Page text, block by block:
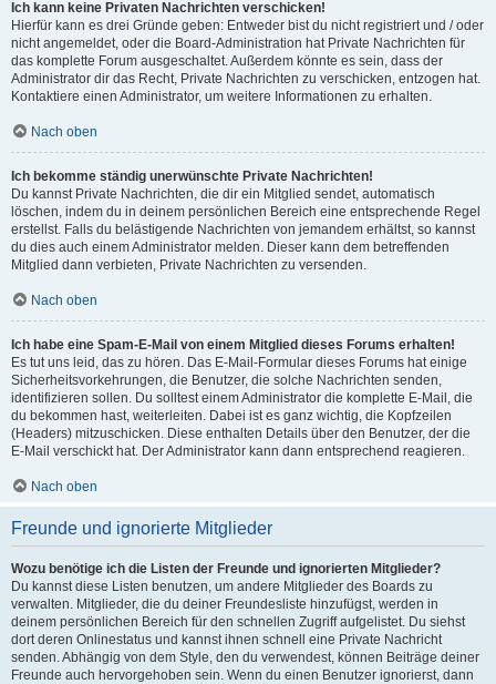
Ich kann keine Privaten Nachrichten verschicken!
Hierfür kann es drei Gründe geben: Entweder bist du nicht registriert und / oder
nicht angemeldet, oder die Board-Administration hat Private Nachrichten für
das komplette Forum ausgeschaltet. Außerdem könnte es sein, dass der
Administrator dir das Recht, Private Nachrichten zu verschicken, entzogen hat.
Kontaktiere einen Administrator, um weitere Informationen zu erhalten.
Nach oben
Ich bekomme ständig unerwünschte Private Nachrichten!
Du kannst Private Nachrichten, die dir ein Mitglied sendet, automatisch
löschen, indem du in deinem persönlichen Bereich eine entsprechende Regel
erstellst. Falls du belästigende Nachrichten von jemandem erhältst, so kannst
du dies auch einem Administrator melden. Dieser kann dem betreffenden
Mitglied dann verbieten, Private Nachrichten zu versenden.
Nach oben
Ich habe eine Spam-E-Mail von einem Mitglied dieses Forums erhalten!
Es tut uns leid, das zu hören. Das E-Mail-Formular dieses Forums hat einige
Sicherheitsvorkehrungen, die Benutzer, die solche Nachrichten senden,
identifizieren sollen. Du solltest einem Administrator die komplette E-Mail, die
du bekommen hast, weiterleiten. Dabei ist es ganz wichtig, die Kopfzeilen
(Headers) mitzuschicken. Diese enthalten Details über den Benutzer, der die
E-Mail verschickt hat. Der Administrator kann dann entsprechend reagieren.
Nach oben
Freunde und ignorierte Mitglieder
Wozu benötige ich die Listen der Freunde und ignorierten Mitglieder?
Du kannst diese Listen benutzen, um andere Mitglieder des Boards zu
verwalten. Mitglieder, die du deiner Freundesliste hinzufügst, werden in
deinem persönlichen Bereich für den schnellen Zugriff aufgelistet. Du siehst
dort deren Onlinestatus und kannst ihnen schnell eine Private Nachricht
senden. Abhängig von dem Style, den du verwendest, können Beiträge deiner
Freunde auch hervorgehoben sein. Wenn du einen Benutzer ignorierst, dann